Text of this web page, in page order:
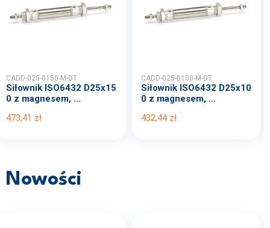
CADD-025-0150-M-DT
Siłownik ISO6432 D25x15
0 z magnesem, ...
473,41 zł
CADD-025-0100-M-DT
Siłownik ISO6432 D25x10
0 z magnesem, ...
432,44 zł
Nowości